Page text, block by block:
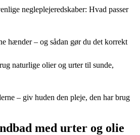
negleplejeredskaber: Hvad passer
hænder – og sådan gør du det korrekt
naturlige olier og urter til sunde,
– giv huden den pleje, den har brug
med urter og olie